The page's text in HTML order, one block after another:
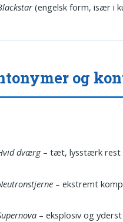
(engelsk form, især i
og
dværg – tæt, lysstærk rest
– ekstremt
– eksplosiv og